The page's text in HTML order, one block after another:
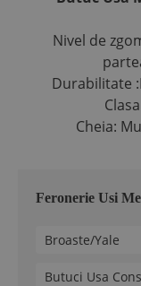
Feronerie Usi
Broaste/Yale
Butuci Usa
Nivel de
Durabilitate
Cheia: